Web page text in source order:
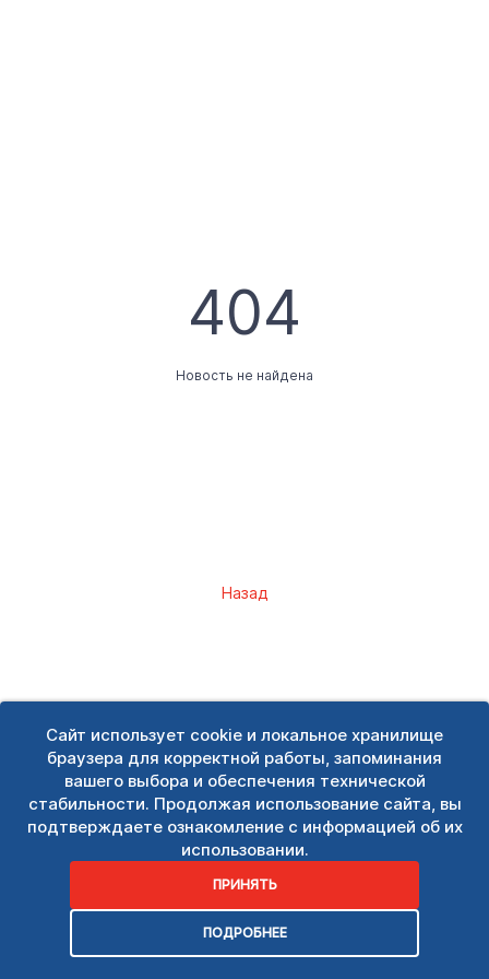
Сайт использует cookie и локальное хранилище
браузера для корректной работы, запоминания
вашего выбора и обеспечения технической
стабильности. Продолжая использование сайта, вы
подтверждаете ознакомление с информацией об их
использовании.
ПРИНЯТЬ
ПОДРОБНЕЕ
404
Новость не найдена
Назад